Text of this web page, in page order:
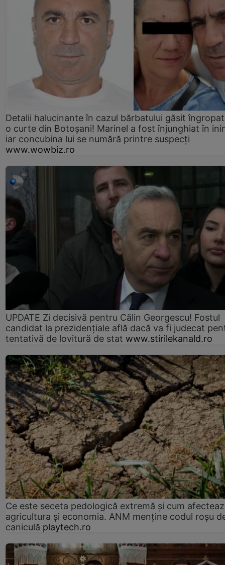
Detalii halucinante în cazul bărbatului găsit
o curte din Botoșani! Marinel a fost înjunghiat în
iar concubina lui se numără printre suspecți
www.wowbiz.ro
UPDATE Zi decisivă pentru Călin Georgescu! Fostul
candidat la prezidențiale află dacă va fi judecat
tentativă de lovitură de stat www.stirilekanald.ro
Ce este seceta pedologică extremă și cum
agricultura și economia. ANM menține codul roșu
caniculă playtech.ro